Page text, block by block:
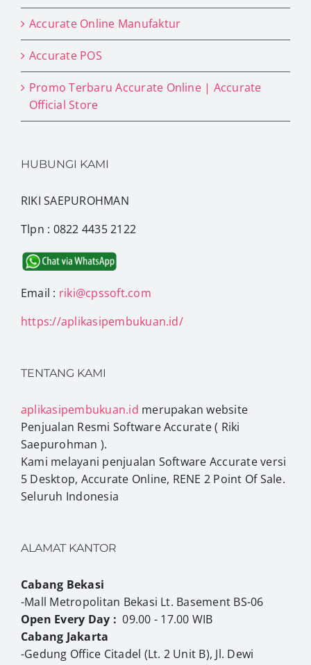
Accurate Online Manufaktur
Accurate POS
Promo Terbaru Accurate Online | Accurate
Official Store
HUBUNGI KAMI
RIKI SAEPUROHMAN
Tlpn : 0822 4435 2122
Email : riki@cpssoft.com
https://aplikasipembukuan.id/
TENTANG KAMI
aplikasipembukuan.id merupakan website
Penjualan Resmi Software Accurate ( Riki
Saepurohman ).
Kami melayani penjualan Software Accurate versi
5 Desktop, Accurate Online, RENE 2 Point Of Sale.
Seluruh Indonesia
ALAMAT KANTOR
Cabang Bekasi
-Mall Metropolitan Bekasi Lt. Basement BS-06
Open Every Day : 09.00 - 17.00 WIB
Cabang Jakarta
-Gedung Office Citadel (Lt. 2 Unit B), Jl. Dewi